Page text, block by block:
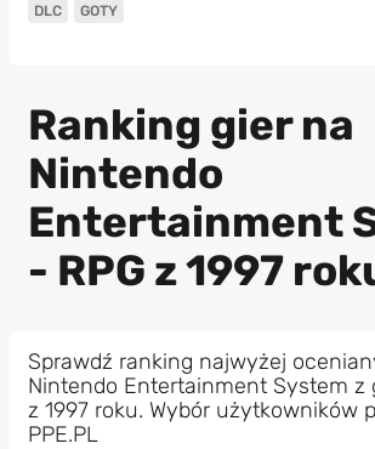
DLC GOTY
Ranking gier na
Nintendo
Entertainment
- RPG z 1997
Sprawdź ranking najwyżej
Nintendo Entertainment System z
z 1997 roku. Wybór użytkowników
PPE.PL